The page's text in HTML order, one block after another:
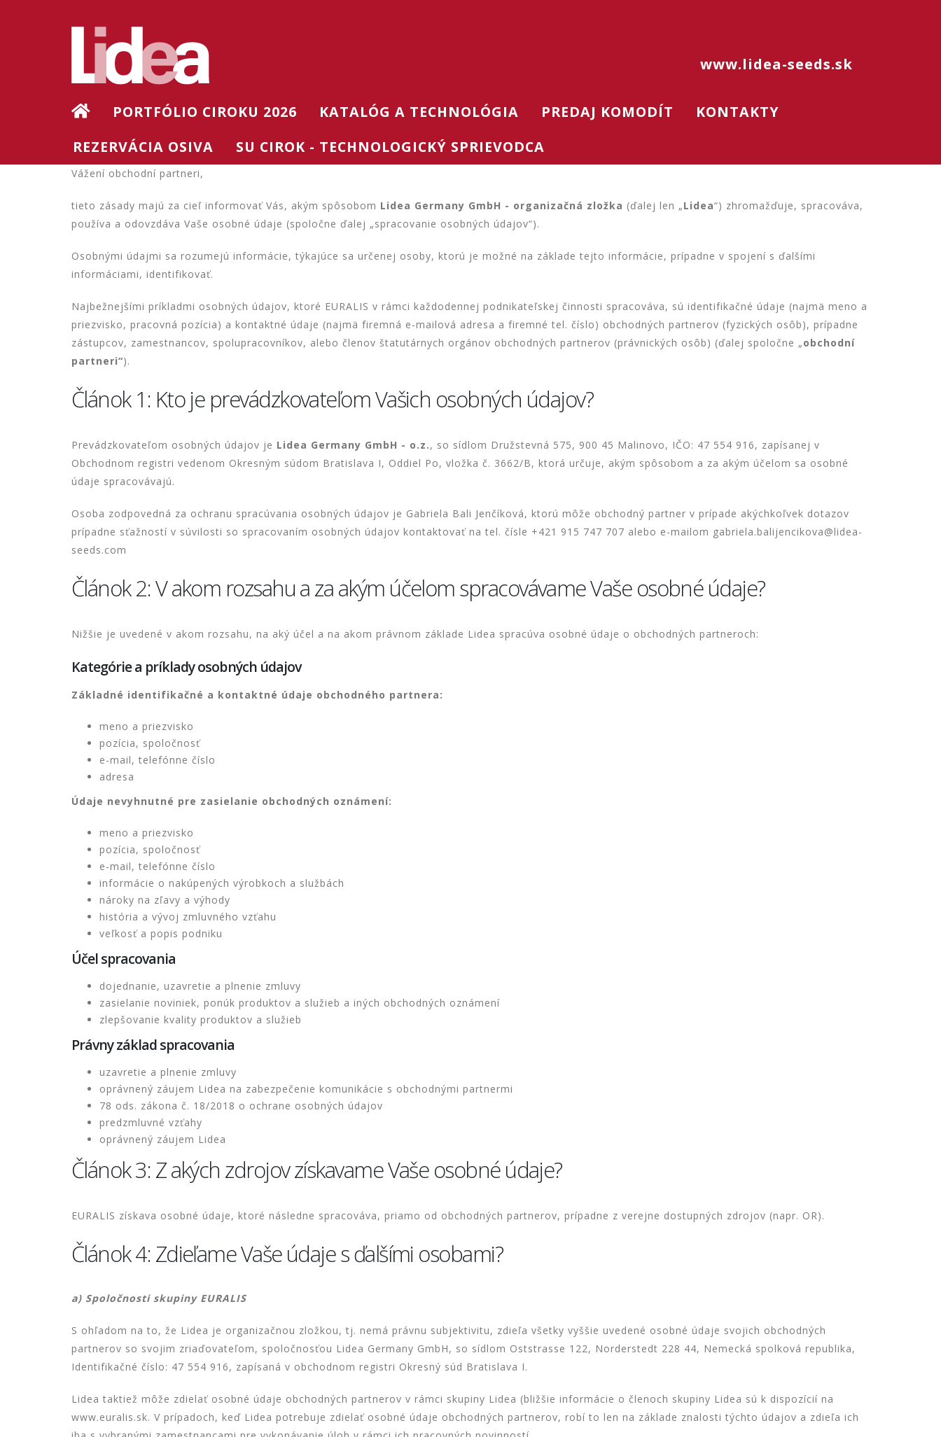
www.lidea-seeds.sk
PORTFÓLIO CIROKU 2026 KATALÓG A TECHNOLÓGIA PREDAJ KOMODÍT
KONTAKTY
REZERVÁCIA OSIVA
SU CIROK - TECHNOLOGICKÝ SPRIEVODCA
Vážení obchodní partneri,
tieto zásady majú za cieľ informovať Vás, akým spôsobom Lidea Germany GmbH - organizačná zložka (ďalej len „Lidea“) zhromažďuje, spracováva,
používa a odovzdáva Vaše osobné údaje (spoločne ďalej „spracovanie osobných údajov“).
Osobnými údajmi sa rozumejú informácie, týkajúce sa určenej osoby, ktorú je možné na základe tejto informácie, prípadne v spojení s ďalšími
informáciami, identifikovať.
Najbežnejšími príkladmi osobných údajov, ktoré EURALIS v rámci každodennej podnikateľskej činnosti spracováva, sú identifikačné údaje (najmä meno a
priezvisko, pracovná pozícia) a kontaktné údaje (najmä firemná e-mailová adresa a firemné tel. číslo) obchodných partnerov (fyzických osôb), prípadne
zástupcov, zamestnancov, spolupracovníkov, alebo členov štatutárnych orgánov obchodných partnerov (právnických osôb) (ďalej spoločne „obchodní
partneri“).
Článok 1: Kto je prevádzkovateľom Vašich osobných údajov?
Prevádzkovateľom osobných údajov je Lidea Germany GmbH - o.z., so sídlom Družstevná 575, 900 45 Malinovo, IČO: 47 554 916, zapísanej v
Obchodnom registri vedenom Okresným súdom Bratislava I, Oddiel Po, vložka č. 3662/B, ktorá určuje, akým spôsobom a za akým účelom sa osobné
údaje spracovávajú.
Osoba zodpovedná za ochranu spracúvania osobných údajov je Gabriela Bali Jenčíková, ktorú môže obchodný partner v prípade akýchkoľvek dotazov
prípadne sťažností v súvilosti so spracovaním osobných údajov kontaktovať na tel. čísle +421 915 747 707 alebo e-mailom gabriela.balijencikova@lidea-
seeds.com
Článok 2: V akom rozsahu a za akým účelom spracovávame Vaše osobné údaje?
Nižšie je uvedené v akom rozsahu, na aký účel a na akom právnom základe Lidea spracúva osobné údaje o obchodných partneroch:
Kategórie a príklady osobných údajov
Základné identifikačné a kontaktné údaje obchodného partnera:
meno a priezvisko
pozícia, spoločnosť
e-mail, telefónne číslo
adresa
Údaje nevyhnutné pre zasielanie obchodných oznámení:
meno a priezvisko
pozícia, spoločnosť
e-mail, telefónne číslo
informácie o nakúpených výrobkoch a službách
nároky na zľavy a výhody
história a vývoj zmluvného vzťahu
veľkosť a popis podniku
Účel spracovania
dojednanie, uzavretie a plnenie zmluvy
zasielanie noviniek, ponúk produktov a služieb a iných obchodných oznámení
zlepšovanie kvality produktov a služieb
Právny základ spracovania
uzavretie a plnenie zmluvy
oprávnený záujem Lidea na zabezpečenie komunikácie s obchodnými partnermi
78 ods. zákona č. 18/2018 o ochrane osobných údajov
predzmluvné vzťahy
oprávnený záujem Lidea
Článok 3: Z akých zdrojov získavame Vaše osobné údaje?
EURALIS získava osobné údaje, ktoré následne spracováva, priamo od obchodných partnerov, prípadne z verejne dostupných zdrojov (napr. OR).
Článok 4: Zdieľame Vaše údaje s ďalšími osobami?
a) Spoločnosti skupiny EURALIS
S ohľadom na to, že Lidea je organizačnou zložkou, tj. nemá právnu subjektivitu, zdieľa všetky vyššie uvedené osobné údaje svojich obchodných
partnerov so svojim zriaďovateľom, spoločnosťou Lidea Germany GmbH, so sídlom Oststrasse 122, Norderstedt 228 44, Nemecká spolková republika,
Identifikačné číslo: 47 554 916, zapísaná v obchodnom registri Okresný súd Bratislava I.
Lidea taktiež môže zdielať osobné údaje obchodných partnerov v rámci skupiny Lidea (bližšie informácie o členoch skupiny Lidea sú k dispozícií na
www.euralis.sk. V prípadoch, keď Lidea potrebuje zdielať osobné údaje obchodných partnerov, robí to len na základe znalosti týchto údajov a zdieľa ich